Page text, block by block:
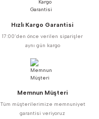
Hızlı Kargo Garantisi
17:00’den önce verilen siparişler
aynı gün kargo
Memnun Müşteri
Tüm müşterilerimize memnuniyet
garantisi veriyoruz